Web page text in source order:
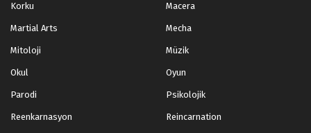
Korku Macera
Martial Arts Mecha
Mitoloji Müzik
Okul Oyun
Parodi Psikolojik
Reenkarnasyon Reincarnation